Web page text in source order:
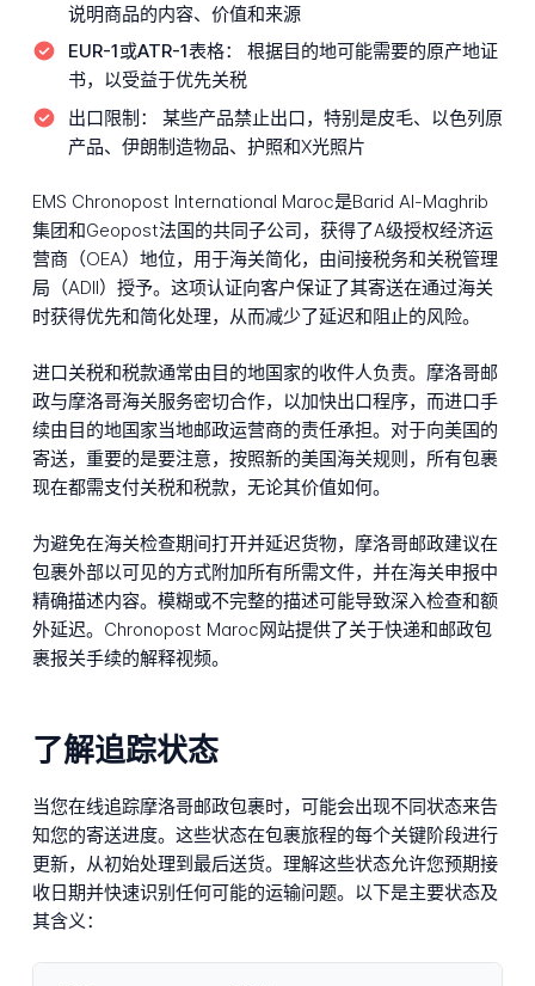
说明商品的内容、价值和来源
EUR-1或ATR-1表格：
根据目的地可能需要的原产地证
书，以受益于优先关税
出口限制：
某些产品禁止出口，特别是皮毛、以色列原
产品、伊朗制造物品、护照和X光照片
EMS Chronopost International Maroc是Barid Al-Maghrib
集团和Geopost法国的共同子公司，获得了A级授权经济运
营商（OEA）地位，用于海关简化，由间接税务和关税管理
局（ADII）授予。这项认证向客户保证了其寄送在通过海关
时获得优先和简化处理，从而减少了延迟和阻止的风险。
进口关税和税款通常由目的地国家的收件人负责。摩洛哥邮
政与摩洛哥海关服务密切合作，以加快出口程序，而进口手
续由目的地国家当地邮政运营商的责任承担。对于向美国的
寄送，重要的是要注意，按照新的美国海关规则，所有包裹
现在都需支付关税和税款，无论其价值如何。
为避免在海关检查期间打开并延迟货物，摩洛哥邮政建议在
包裹外部以可见的方式附加所有所需文件，并在海关申报中
精确描述内容。模糊或不完整的描述可能导致深入检查和额
外延迟。Chronopost Maroc网站提供了关于快递和邮政包
裹报关手续的解释视频。
了解追踪状态
当您在线追踪摩洛哥邮政包裹时，可能会出现不同状态来告
知您的寄送进度。这些状态在包裹旅程的每个关键阶段进行
更新，从初始处理到最后送货。理解这些状态允许您预期接
收日期并快速识别任何可能的运输问题。以下是主要状态及
其含义：